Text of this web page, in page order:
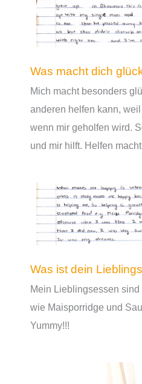
Was macht dich
Mich macht besonders
anderen helfen kann,
wenn mir geholfen wird.
und mir hilft. Helfen
Was ist dein
Mein Lieblingsessen
wie Maisporridge und
Yummy!!!